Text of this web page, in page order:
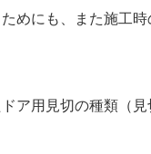
めにも、また施工
ア用見切の種類（